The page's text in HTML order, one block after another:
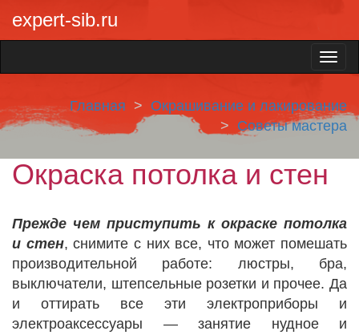
expert-sib.ru
Главная
Окрашивание и лакирование
Советы мастера
Окраска потолка и стен
Прежде чем приступить к окраске потолка
и стен, снимите с них все, что может помешать
производительной работе: люстры, бра,
выключатели, штепсельные розетки и прочее. Да
и оттирать все эти электроприборы и
электроаксессуары — занятие нудное и